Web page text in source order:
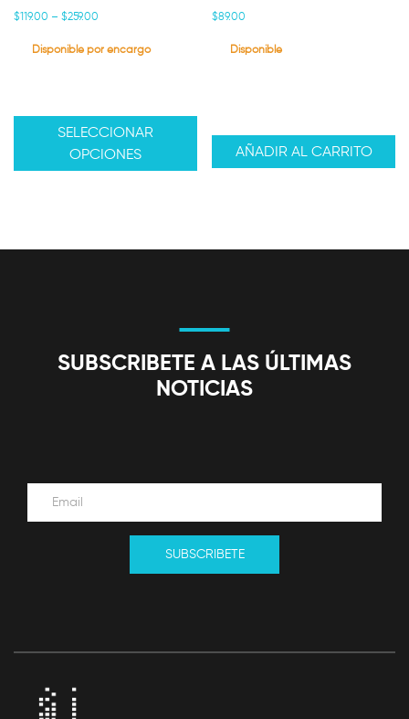
$119.00 – $259.00
$119.00
Disponible por encargo
SELECCIONAR
OPCIONES
$89.00
Disponible
AÑADIR AL CARRITO
SUBSCRIBETE A LAS ÚLTIMAS
NOTICIAS
SUBSCRIBETE